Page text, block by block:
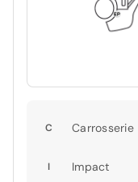
C Carrosserie
I Impact